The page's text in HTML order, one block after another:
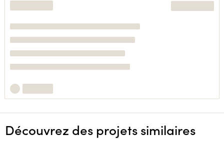
Découvrez des projets similaires